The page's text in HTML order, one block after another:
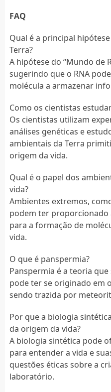
FAQ
Qual é a principal
Terra?
A hipótese do “Mundo de
sugerindo que o RNA
molécula a armazenar
Como os cientistas
Os cientistas utilizam
análises genéticas e
ambientais da Terra
origem da vida.
Qual é o papel dos
vida?
Ambientes extremos,
podem ter proporcionado
para a formação de
vida.
O que é panspermia?
Panspermia é a teoria
pode ter se originado em
sendo trazida por
Por que a biologia
da origem da vida?
A biologia sintética pode
para entender a vida e
questões éticas sobre a
laboratório.